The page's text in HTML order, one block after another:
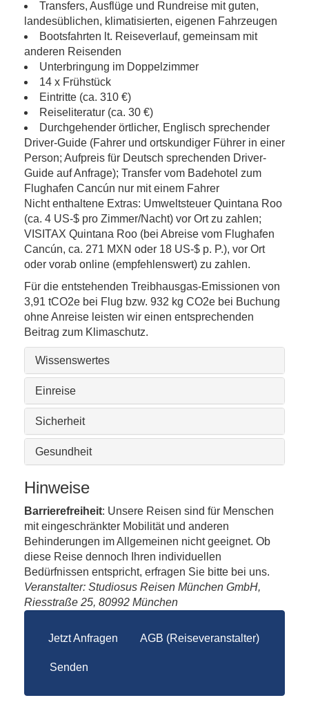
Transfers, Ausflüge und Rundreise mit guten,
landesüblichen, klimatisierten, eigenen Fahrzeugen
Bootsfahrten lt. Reiseverlauf, gemeinsam mit
anderen Reisenden
Unterbringung im Doppelzimmer
14 x Frühstück
Eintritte (ca. 310 €)
Reiseliteratur (ca. 30 €)
Durchgehender örtlicher, Englisch sprechender
Driver-Guide (Fahrer und ortskundiger Führer in einer
Person; Aufpreis für Deutsch sprechenden Driver-
Guide auf Anfrage); Transfer vom Badehotel zum
Flughafen Cancún nur mit einem Fahrer
Nicht enthaltene Extras: Umweltsteuer Quintana Roo
(ca. 4 US-$ pro Zimmer/Nacht) vor Ort zu zahlen;
VISITAX Quintana Roo (bei Abreise vom Flughafen
Cancún, ca. 271 MXN oder 18 US-$ p. P.), vor Ort
oder vorab online (empfehlenswert) zu zahlen.
Für die entstehenden Treibhausgas-Emissionen von
3,91 tCO2e bei Flug bzw. 932 kg CO2e bei Buchung
ohne Anreise leisten wir einen entsprechenden
Beitrag zum Klimaschutz.
Wissenswertes
Einreise
Sicherheit
Gesundheit
Hinweise
Barrierefreiheit: Unsere Reisen sind für Menschen
mit eingeschränkter Mobilität und anderen
Behinderungen im Allgemeinen nicht geeignet. Ob
diese Reise dennoch Ihren individuellen
Bedürfnissen entspricht, erfragen Sie bitte bei uns.
Veranstalter: Studiosus Reisen München GmbH,
Riesstraße 25, 80992 München
Jetzt Anfragen AGB (Reiseveranstalter)
Senden